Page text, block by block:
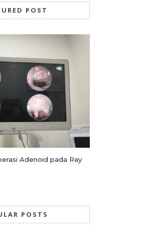
POST
Adenoid pada Ray
POSTS